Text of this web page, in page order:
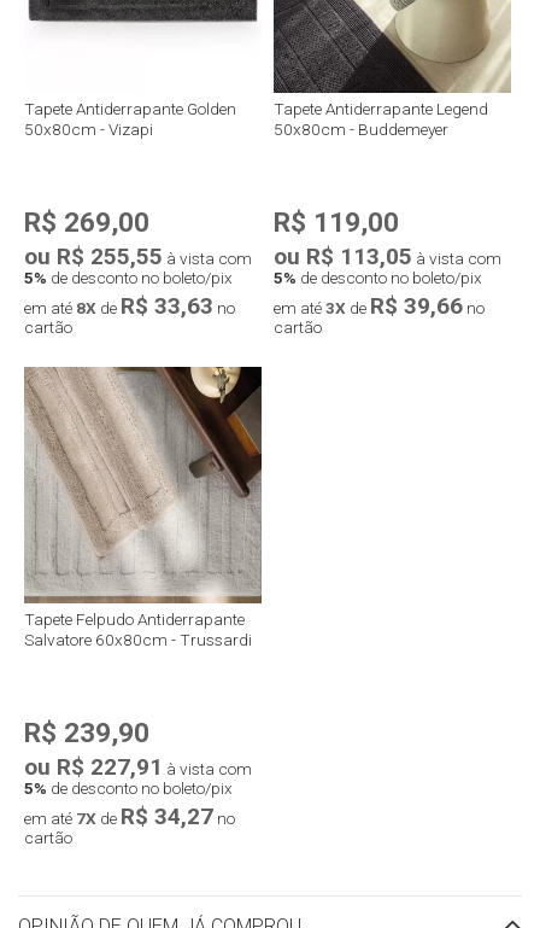
Tapete Antiderrapante Golden
50x80cm - Vizapi
R$ 269,00
ou R$ 255,55 à vista com
5% de desconto no boleto/pix
em até 8X de R$ 33,63 no
cartão
Tapete Antiderrapante Legend
50x80cm - Buddemeyer
R$ 119,00
ou R$ 113,05 à vista com
5% de desconto no boleto/pix
em até3X de R$ 39,66 no
cartão
Tapete Felpudo Antiderrapante
Salvatore 60x80cm - Trussardi
R$ 239,90
ou R$ 227,91 à vista com
5% de desconto no boleto/pix
em até 7X de R$ 34,27 no
cartão